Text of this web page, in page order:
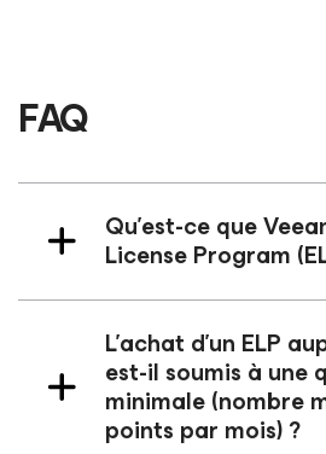
FAQ
Qu’est-ce que
License Program
L’achat d’un ELP
est-il soumis à une
minimale (nombre
points par mois) ?